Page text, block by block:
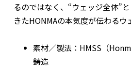
るのではなく、“ウェッジ全体”
きたHONMAの本気度が伝わるウ
素材／製法：HMSS（
鋳造